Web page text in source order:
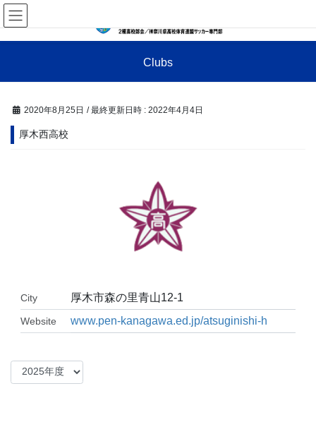
コ
ン
へ
ナ
ビ
ョ
Clubs
2020年8月25日 / 最終更新日時 : 2022年4月4日
厚木西高校
City 厚木市森の里青山12-1
Website www.pen-kanagawa.ed.jp/atsuginishi-h